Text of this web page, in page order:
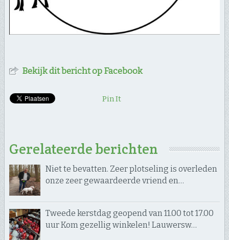
Bekijk dit bericht op Facebook
Pin It
Gerelateerde berichten
Niet te bevatten. Zeer plotseling is overleden
onze zeer gewaardeerde vriend en…
Tweede kerstdag geopend van 11.00 tot 17.00
uur Kom gezellig winkelen! Lauwersw…